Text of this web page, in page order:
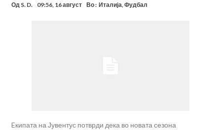
Се подготвува фудбалска предавство какво што не е видено од
Од S. D. 09:56, 16 август Во : Италија Фудбал
Eкипата на Јувентус потврди дека во новата сезона